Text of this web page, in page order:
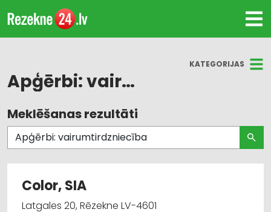
KATEGORIJAS
Apģērbi: vairumtirdzniecība
Visas nozares
Darba aizsardzības līdzekļi, formastērpi, darba
Darba aizsardzības līdzekļi, darba apģērbi;
vairumtirdzniecība
Meklēšanas rezultāti
Color, SIA
Latgales 20, Rēzekne LV-4601